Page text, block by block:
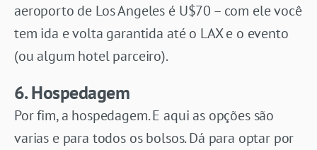
aeroporto de Los Angeles é U$70 – com ele você
tem ida e volta garantida até o LAX e o evento
(ou algum hotel parceiro).
6. Hospedagem
Por fim, a hospedagem. E aqui as opções são
varias e para todos os bolsos. Dá para optar por